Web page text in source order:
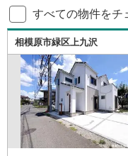
すべての物件をチ
相模原市緑区上九沢